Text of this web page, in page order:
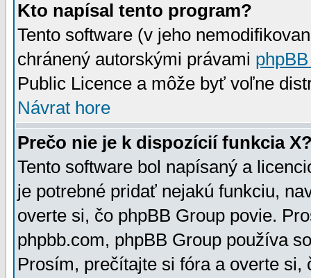
Kto napísal tento program?
Tento software (v jeho
chránený autorskými právami
Public Licence a môže byť voľne
Návrat hore
Prečo nie je k dispozícií funkcia
Tento software bol napísaný a
je potrebné pridať nejakú funkciu,
overte si, čo phpBB Group povie.
phpbb.com, phpBB Group používa
Prosím, prečítajte si fóra a overte